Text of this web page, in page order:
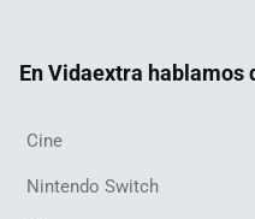
En Vidaextra hablamos
Cine
Nintendo Switch